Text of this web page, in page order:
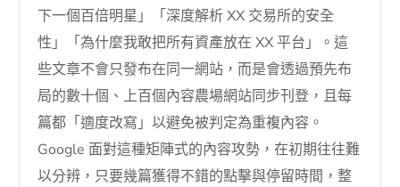
下一個百倍明星」「深度解析 XX 交易所的安全
性」「為什麼我敢把所有資產放在 XX 平台」。這
些文章不會只發布在同一網站，而是會透過預先布
局的數十個、上百個內容農場網站同步刊登，且每
篇都「適度改寫」以避免被判定為重複內容。
Google 面對這種矩陣式的內容攻勢，在初期往往難
以分辨，只要幾篇獲得不錯的點擊與停留時間，整